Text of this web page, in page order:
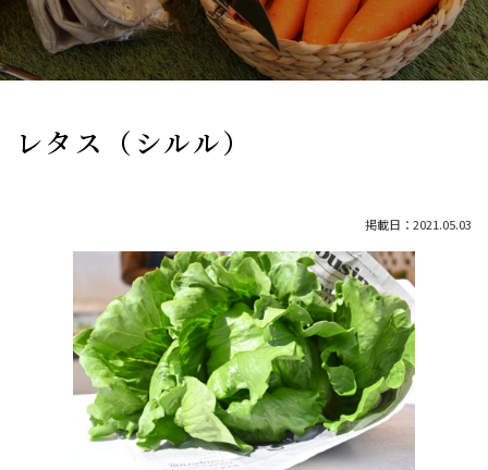
レタス（シルル）
掲載日：2021.05.03